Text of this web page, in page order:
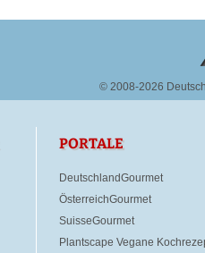
© 2008-2026
PORTALE
DeutschlandGourmet
ÖsterreichGourmet
SuisseGourmet
Plantscape Vegane